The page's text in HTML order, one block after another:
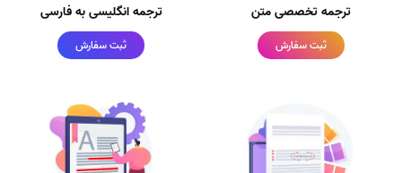
ترجمه تخصصی متن
ثبت سفارش
ترجمه انگلیسی به فارسی
ثبت سفارش